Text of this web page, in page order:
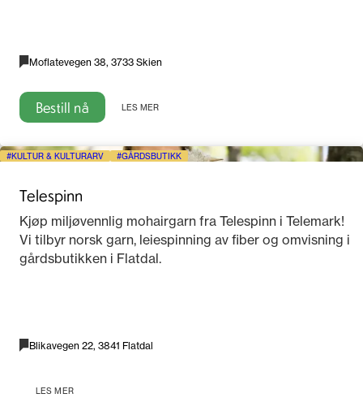
Moflatevegen 38, 3733 Skien
Bestill nå LES MER
KULTUR & KULTURARV GÅRDSBUTIKK
Telespinn
Kjøp miljøvennlig mohairgarn fra Telespinn i Telemark!
Vi tilbyr norsk garn, leiespinning av fiber og omvisning i
gårdsbutikken i Flatdal.
Blikavegen 22, 3841 Flatdal
LES MER